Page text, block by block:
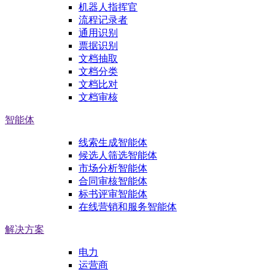
机器人指挥官
流程记录者
通用识别
票据识别
文档抽取
文档分类
文档比对
文档审核
智能体
线索生成智能体
候选人筛选智能体
市场分析智能体
合同审核智能体
标书评审智能体
在线营销和服务智能体
解决方案
电力
运营商